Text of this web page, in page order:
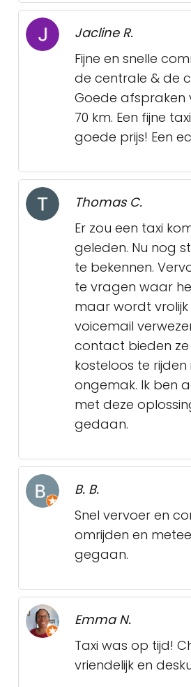
Jacline R.
Fijne en snelle
de centrale & de
Goede afspraken
70 km. Een fijne
goede prijs! Een
Thomas C.
Er zou een taxi
geleden. Nu nog
te bekennen.
te vragen waar
maar wordt
voicemail
contact bieden
kosteloos te rijden
ongemak. Ik ben
met deze
gedaan.
B. B.
Snel vervoer en
omrijden en
gegaan.
Emma N.
Taxi was op tijd!
vriendelijk en